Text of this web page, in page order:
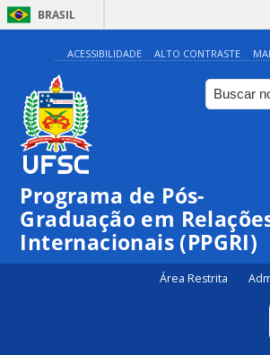
BRASIL
ACESSIBILIDADE ALTO CONTRASTE
Programa de Pós-
Graduação em
Internacionais (PPGRI)
Área Restrita